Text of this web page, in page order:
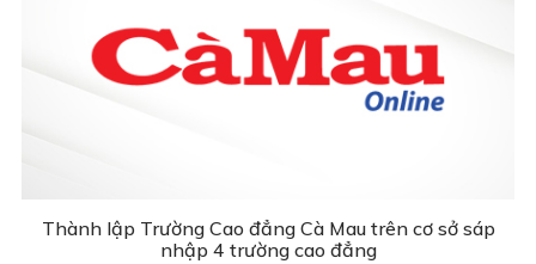
Thành lập Trường Cao đẳng Cà Mau trên cơ sở sáp
nhập 4 trường cao đẳng